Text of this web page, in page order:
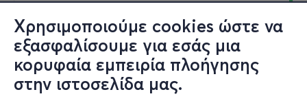
Χρησιμοποιούμε cookies ώστε να
εξασφαλίσουμε για εσάς μια
κορυφαία εμπειρία πλοήγησης
στην ιστοσελίδα μας.
Εισιτήρια